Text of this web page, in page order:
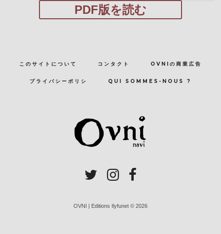
PDF版を読む
このサイトについて コンタクト OVNIの商業広告
プライバシーポリシ QUI SOMMES-NOUS ?
OVNI | Editions Ilyfunet © 2026